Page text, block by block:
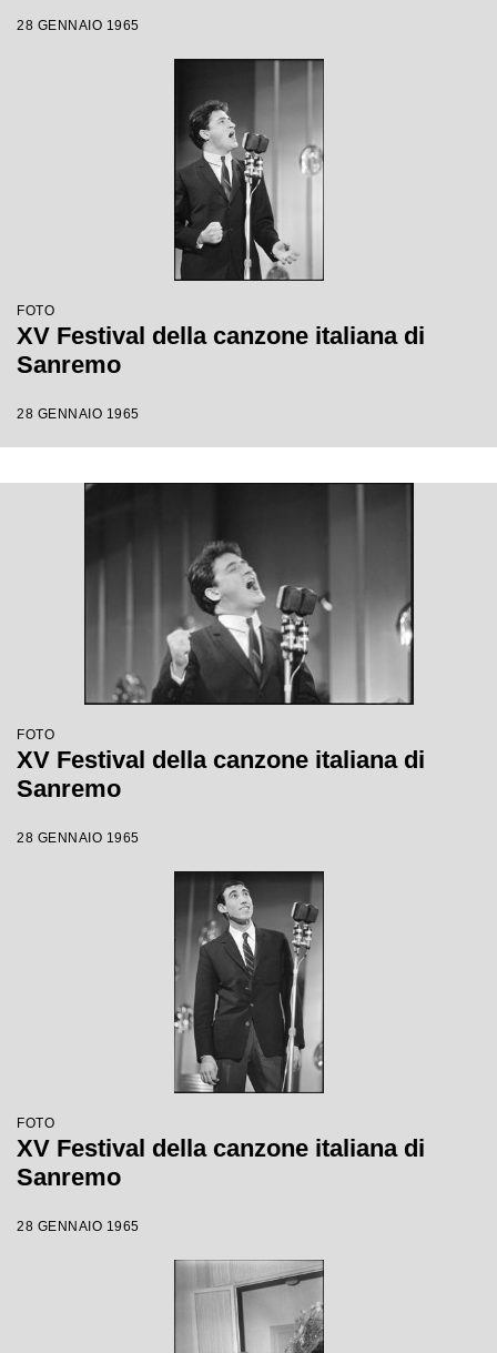
28 GENNAIO 1965
FOTO
XV Festival della canzone italiana di
Sanremo
28 GENNAIO 1965
FOTO
XV Festival della canzone italiana di
Sanremo
28 GENNAIO 1965
FOTO
XV Festival della canzone italiana di
Sanremo
28 GENNAIO 1965